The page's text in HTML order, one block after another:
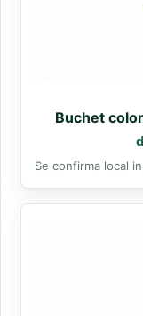
Buchet
Se confirma local